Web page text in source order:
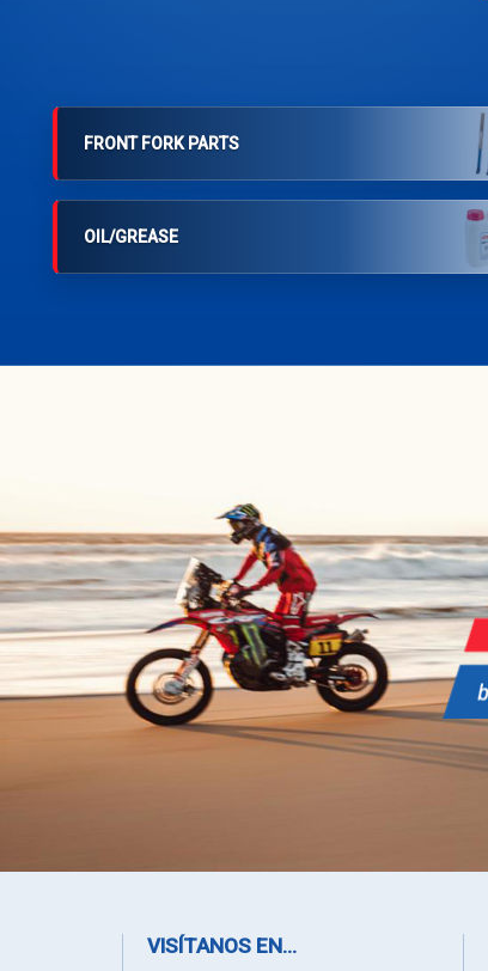
FRONT FORK PARTS
OIL/GREASE
VISÍTANOS EN...